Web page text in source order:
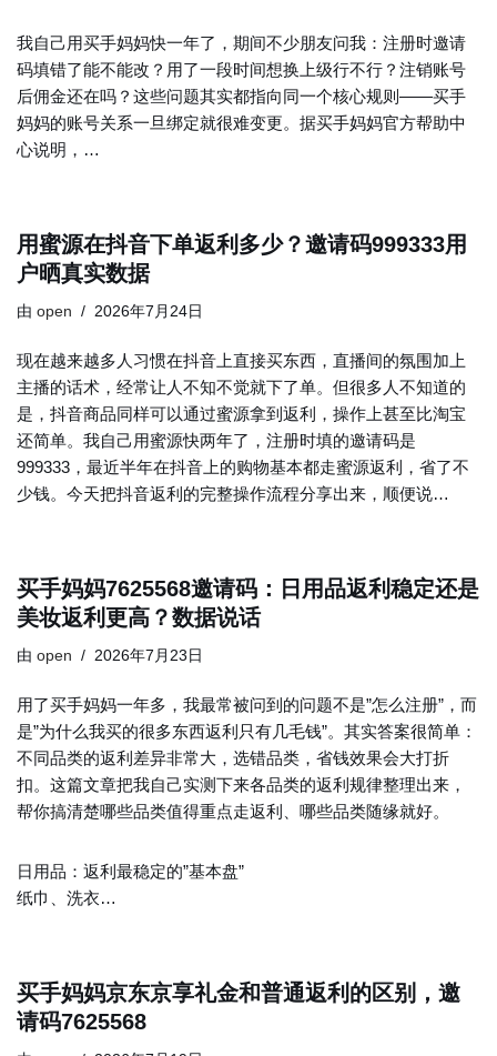
我自己用买手妈妈快一年了，期间不少朋友问我：注册时邀请
码填错了能不能改？用了一段时间想换上级行不行？注销账号
后佣金还在吗？这些问题其实都指向同一个核心规则——买手
妈妈的账号关系一旦绑定就很难变更。据买手妈妈官方帮助中
心说明，…
用蜜源在抖音下单返利多少？邀请码999333用
户晒真实数据
由 open 2026年7月24日
现在越来越多人习惯在抖音上直接买东西，直播间的氛围加上
主播的话术，经常让人不知不觉就下了单。但很多人不知道的
是，抖音商品同样可以通过蜜源拿到返利，操作上甚至比淘宝
还简单。我自己用蜜源快两年了，注册时填的邀请码是
999333，最近半年在抖音上的购物基本都走蜜源返利，省了不
少钱。今天把抖音返利的完整操作流程分享出来，顺便说…
买手妈妈7625568邀请码：日用品返利稳定还是
美妆返利更高？数据说话
由 open 2026年7月23日
用了买手妈妈一年多，我最常被问到的问题不是”怎么注册”，而
是”为什么我买的很多东西返利只有几毛钱”。其实答案很简单：
不同品类的返利差异非常大，选错品类，省钱效果会大打折
扣。这篇文章把我自己实测下来各品类的返利规律整理出来，
帮你搞清楚哪些品类值得重点走返利、哪些品类随缘就好。
日用品：返利最稳定的”基本盘”
纸巾、洗衣…
买手妈妈京东京享礼金和普通返利的区别，邀
请码7625568